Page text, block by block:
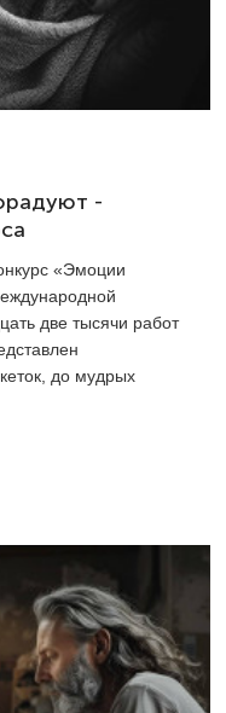
-
«Эмоции
две тысячи работ
до мудрых